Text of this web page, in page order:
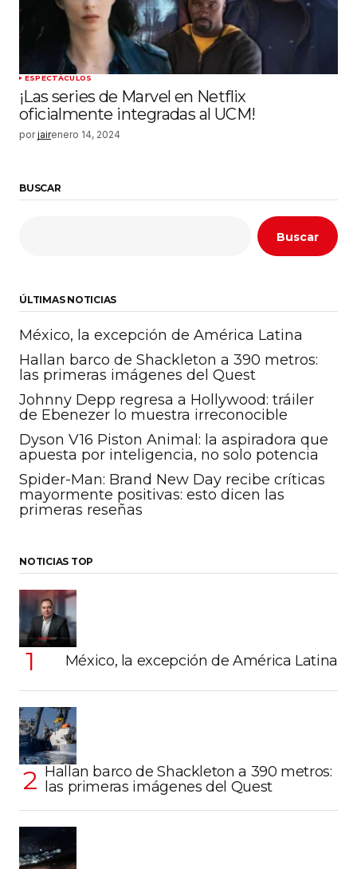
ESPECTÁCULOS
¡Las series de Marvel en Netflix
oficialmente integradas al UCM!
por jairenero 14, 2024
BUSCAR
Buscar
ÚLTIMAS NOTICIAS
México, la excepción de América Latina
Hallan barco de Shackleton a 390 metros:
las primeras imágenes del Quest
Johnny Depp regresa a Hollywood: tráiler
de Ebenezer lo muestra irreconocible
Dyson V16 Piston Animal: la aspiradora que
apuesta por inteligencia, no solo potencia
Spider-Man: Brand New Day recibe críticas
mayormente positivas: esto dicen las
primeras reseñas
NOTICIAS TOP
México, la excepción de América Latina
Hallan barco de Shackleton a 390 metros:
las primeras imágenes del Quest